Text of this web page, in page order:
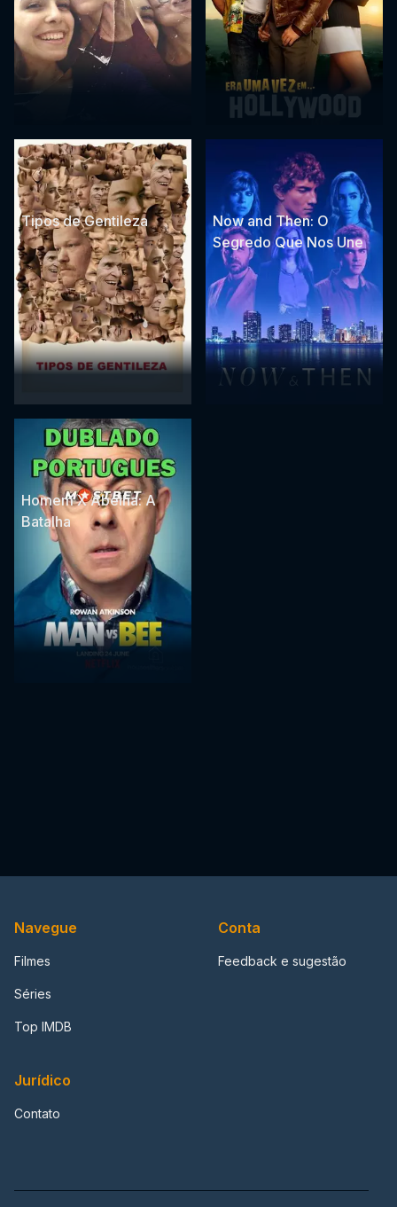
Tipos de Gentileza
Now and Then: O
Segredo Que Nos Une
Homem X Abelha: A
Batalha
Navegue
Filmes
Séries
Top IMDB
Conta
Feedback e sugestão
Jurídico
Contato